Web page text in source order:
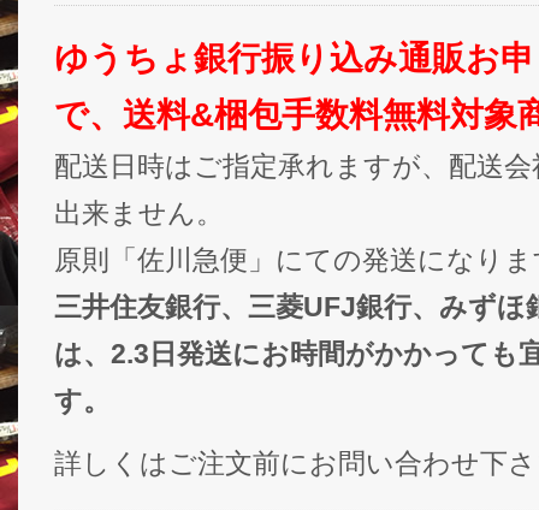
ゆうちょ銀行振り込み通販お
で、送料&梱包手数料無料対象
配送日時はご指定承れますが、配送
出来ません。
原則「佐川急便」にての発送になり
三井住友銀行、三菱UFJ銀行、みずほ
は、2.3日発送にお時間がかかっても
す。
詳しくはご注文前にお問い合わせ下